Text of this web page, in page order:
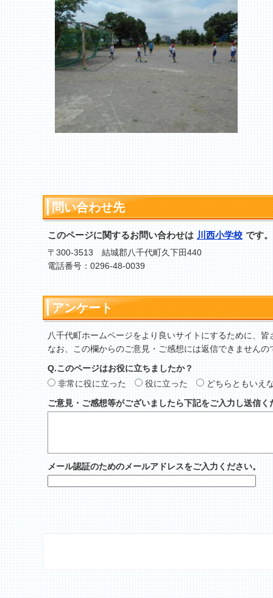
問い合わせ先
このページに関するお問い合わせは 川西小学校 です。
〒300-3513 結城郡八千代町久下田440
電話番号：0296-48-0039
アンケート
八千代町ホームページをより良いサイトにするために、
なお、この欄からのご意見・ご感想には返信できませんの
Q.このページはお役に立ちましたか？
非常に役に立った
役に立った
どちらともいえ
ご意見・ご感想等がございましたら下記をご入力し送信く
メール認証のためのメールアドレスをご入力ください。